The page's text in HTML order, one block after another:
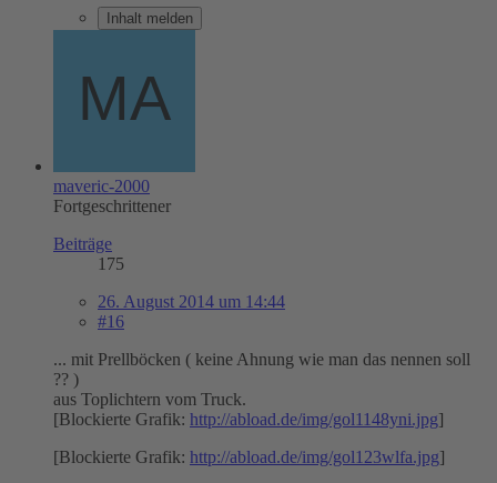
Inhalt melden
maveric-2000
Fortgeschrittener
Beiträge
175
26. August 2014 um 14:44
#16
... mit Prellböcken ( keine Ahnung wie man das nennen soll
?? )
aus Toplichtern vom Truck.
[Blockierte Grafik: http://abload.de/img/gol1148yni.jpg]
[Blockierte Grafik: http://abload.de/img/gol123wlfa.jpg]